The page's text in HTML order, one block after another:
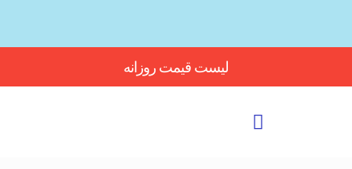
لیست قیمت روزانه